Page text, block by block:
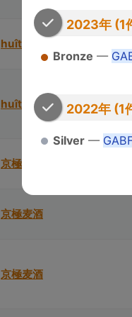
huîtrière
huîtrière
京極⻨酒
京極⻨酒
京極⻨酒
2023年 (1
Bronze —
2022年 (1
Silver —